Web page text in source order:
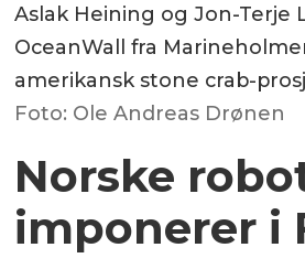
Aslak Heining og Jon-Terje
OceanWall fra
amerikansk stone crab-
Foto: Ole Andreas Drønen
Norske
imponerer i